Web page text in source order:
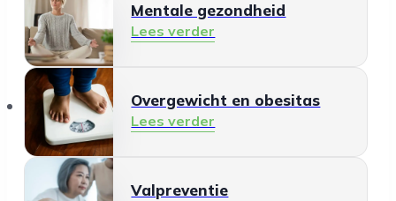
Mentale gezondheid
Lees verder
Overgewicht en obesitas
Lees verder
Valpreventie
Organisaties